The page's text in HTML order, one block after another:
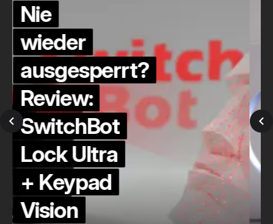
Die Alexa-
Alternative?
QuickCheck:
Home
Assistant
Voice (PE)